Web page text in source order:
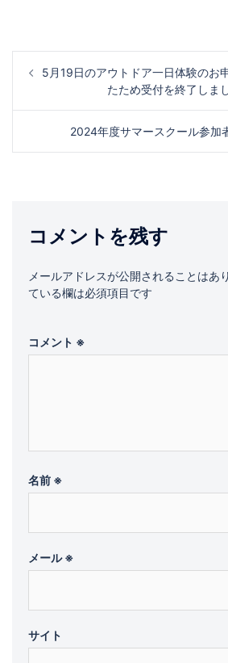
投
ナ
シ
ョ
ン
5月19日のアウトドア一日体験のお
たため受付を終了しま
2024年度サマースクール参加
コメントを残す
メールアドレスが公開されることはあ
ている欄は必須項目です
コメント ※
名前 ※
メール※
サイト